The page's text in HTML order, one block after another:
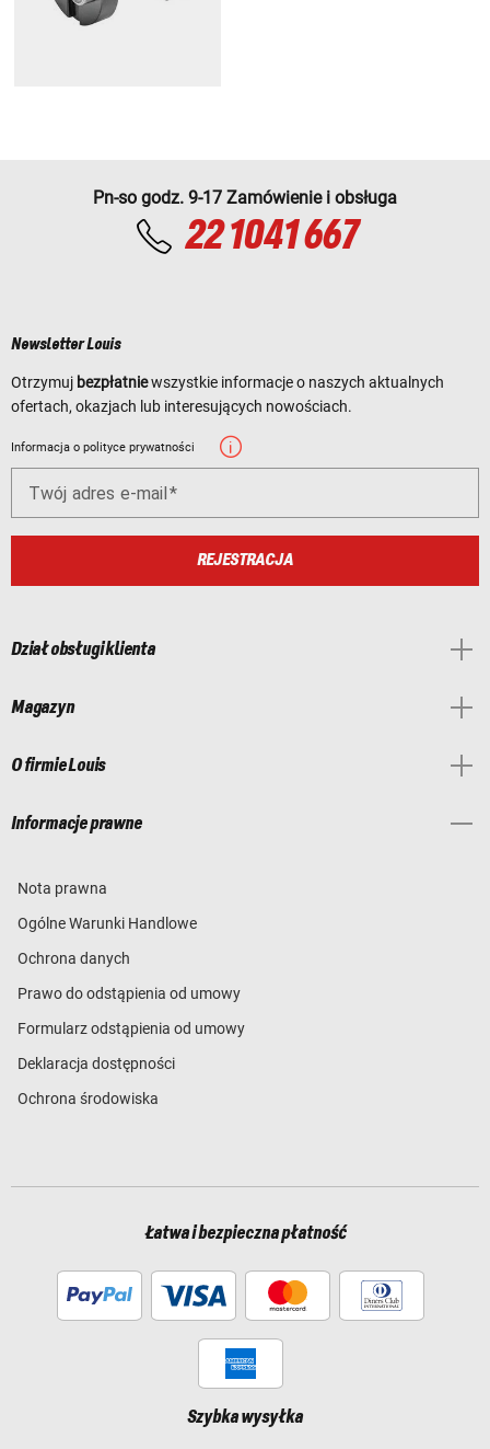
Pn-so godz. 9-17 Zamówienie i obsługa
22 1041 667
Newsletter Louis
Otrzymuj bezpłatniewszystkie informacje o naszych aktualnych
ofertach, okazjach lub interesujących nowościach.
Informacja o polityce prywatności
Twój adres e-mail
REJESTRACJA
Dział obsługi klienta
Magazyn
O firmie Louis
Informacje prawne
Nota prawna
Ogólne Warunki Handlowe
Ochrona danych
Prawo do odstąpienia od umowy
Formularz odstąpienia od umowy
Deklaracja dostępności
Ochrona środowiska
Łatwa i bezpieczna płatność
Szybka wysyłka